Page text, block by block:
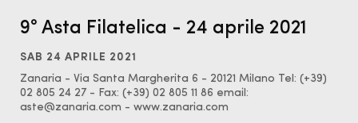
9° Asta Filatelica - 24 aprile 2021
SAB 24 APRILE 2021
Zanaria - Via Santa Margherita 6 - 20121 Milano Tel: (+39)
02 805 24 27 - Fax: (+39) 02 805 11 86 email:
aste@zanaria.com - www.zanaria.com